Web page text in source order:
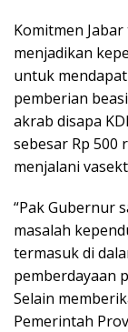
Komitmen
menjadikan
untuk
pemberian
akrab disapa
sebesar Rp 500
menjalani
“Pak Gubernur
masalah
termasuk di
pemberdayaan
Selain
Pemerintah